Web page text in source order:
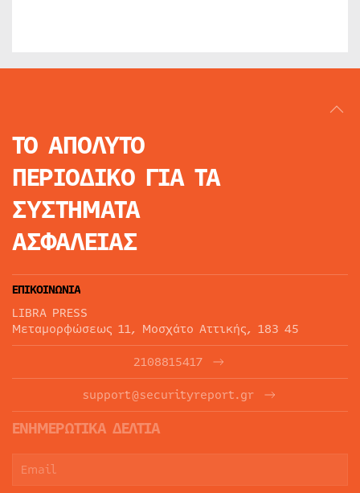
ΤΟ ΑΠΟΛΥΤΟ
ΠΕΡΙΟΔΙΚΟ ΓΙΑ ΤΑ
ΣΥΣΤΗΜΑΤΑ
ΑΣΦΑΛΕΙΑΣ
ΕΠΙΚΟΙΝΩΝΙΑ
LIBRA PRESS
Μεταμορφώσεως 11, Μοσχάτο Αττικής, 183 45
2108815417
support@securityreport.gr
ΕΝΗΜΕΡΩΤΙΚΑ ΔΕΛΤΙΑ